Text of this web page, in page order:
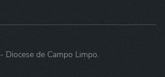
Diocese de Campo Limpo.